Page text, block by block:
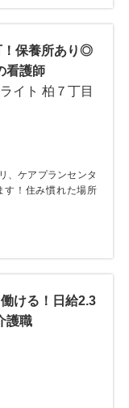
！保養所あり◎
看護師
イト 柏７丁目
、ケアプランセンタ
す！住み慣れた場所
ける！日給2.3
護職